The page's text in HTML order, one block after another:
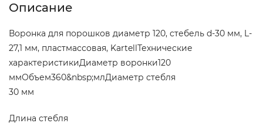
Описание
Воронка для порошков диаметр 120, стебель d-30 мм, L-
27,1 мм, пластмассовая, KartellТехнические
характеристикиДиаметр воронки120
ммОбъем360&nbsp;млДиаметр стебля
30 мм
Длина стебля